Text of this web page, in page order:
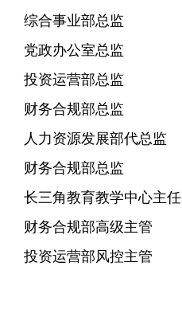
综合事业部总监
党政办公室总监
投资运营部总监
财务合规部总监
人力资源发展部代总监
财务合规部总监
长三角教育教学中心主任
财务合规部高级主管
投资运营部风控主管